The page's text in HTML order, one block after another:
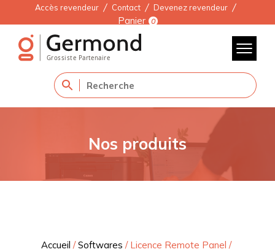
Accès revendeur Contact Devenez revendeur
Panier 0
Nos produits
Accueil /Softwares / Licence Remote Panel /